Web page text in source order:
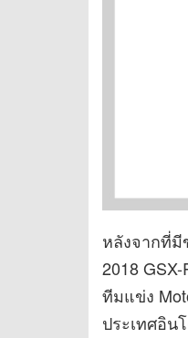
หลังจากที่มี
2018
ทีมแข่ง
ประเทศอิน